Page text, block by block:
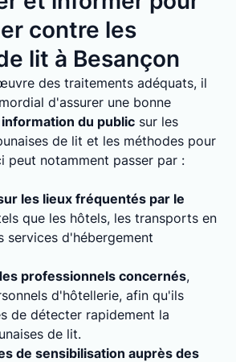
contre les
lit à Besançon
des traitements adéquats, il
d'assurer une bonne
du public sur les
de lit et les méthodes pour
peut notamment passer par :
les lieux fréquentés par le
que les hôtels, les transports en
services d'hébergement
professionnels concernés,
d'hôtellerie, afin qu'ils
de détecter rapidement la
de lit.
de sensibilisation auprès des